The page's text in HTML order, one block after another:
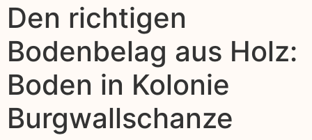
Den richtigen
Bodenbelag aus Holz:
Boden in Kolonie
Burgwallschanze